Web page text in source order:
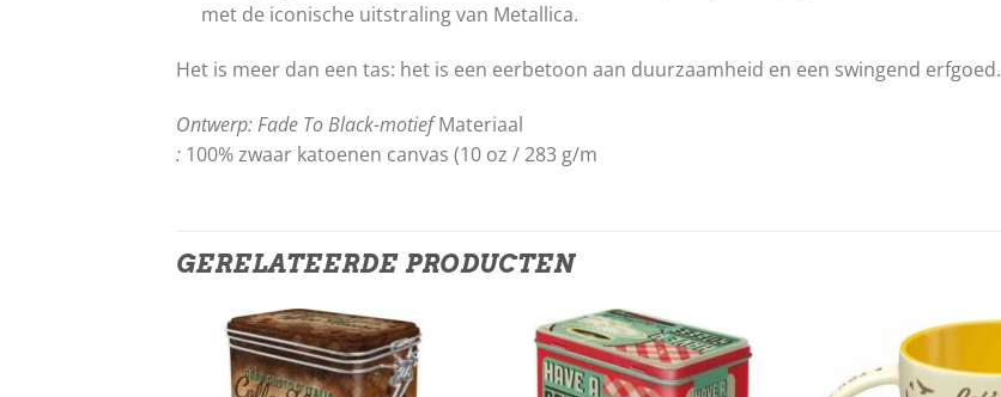
met de iconische uitstraling van Metallica.
Het is meer dan een tas: het is een eerbetoon aan duurzaamheid en een swingend erfgoed.
Ontwerp:Fade To Black-motiefMateriaal
: 100% zwaar katoenen canvas (10 oz / 283 g/m
GERELATEERDE PRODUCTEN